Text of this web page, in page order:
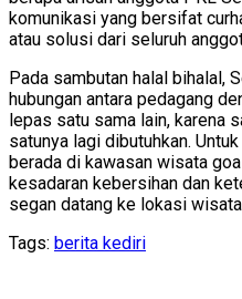
komunikasi yang bersifat
atau solusi dari seluruh
Pada sambutan halal bihalal,
hubungan antara pedagang
lepas satu sama lain, karena
satunya lagi dibutuhkan.
berada di kawasan wisata
kesadaran kebersihan dan
segan datang ke lokasi
Tags: berita kediri